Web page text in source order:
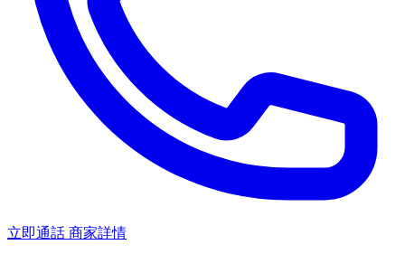
立即通話 商家詳情